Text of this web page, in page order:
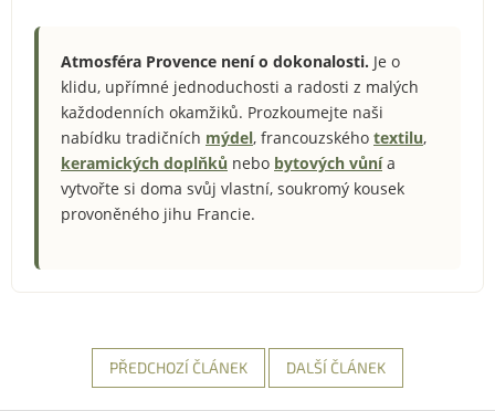
Atmosféra Provence není o dokonalosti. Je o
klidu, upřímné jednoduchosti a radosti z malých
každodenních okamžiků. Prozkoumejte naši
nabídku tradičních mýdel, francouzského textilu,
keramických doplňků nebo bytových vůnía
vytvořte si doma svůj vlastní, soukromý kousek
provoněného jihu Francie.
PŘEDCHOZÍ ČLÁNEK DALŠÍ ČLÁNEK